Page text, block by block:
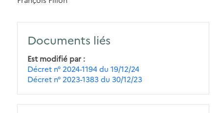
Documents liés
Est modifié par
Décret n° 2024-1194 du 19/12/24
Décret n° 2023-1383 du 30/12/23